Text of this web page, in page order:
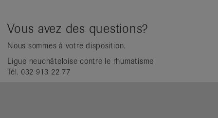
Vous avez des questions?
Nous sommes à votre disposition.
Ligue neuchâteloise contre le rhumatisme
Tél. 032 913 22 77